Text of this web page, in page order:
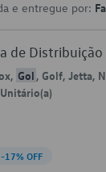
e entregue por:
de Distribuição
Gol , Golf, Jetta,
Unitário(a)
-17% OFF